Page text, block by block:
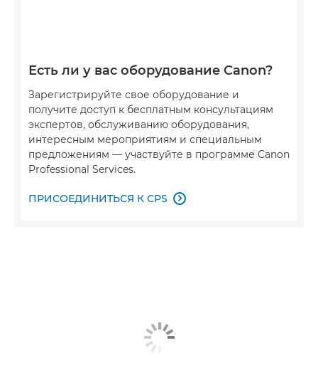
Есть ли у вас оборудование Canon?
Зарегистрируйте свое оборудование и
получите доступ к бесплатным консультациям
экспертов, обслуживанию оборудования,
интересным мероприятиям и специальным
предложениям — участвуйте в программе Canon
Professional Services.
ПРИСОЕДИНИТЬСЯ К CPS 